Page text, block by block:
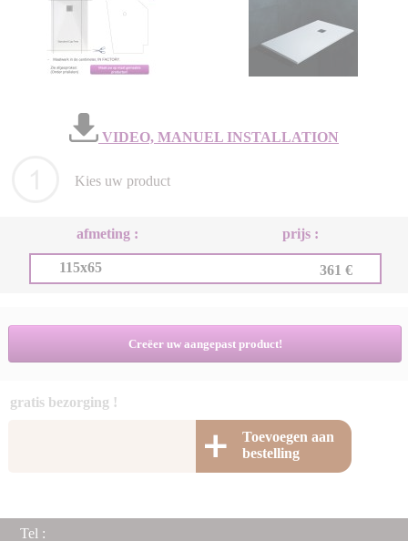
VIDEO, MANUEL INSTALLATION
Kies uw product
afmeting : prijs :
115x65 361 €
Creëer uw aangepast product!
gratis bezorging !
Toevoegen aan
bestelling
Tel :